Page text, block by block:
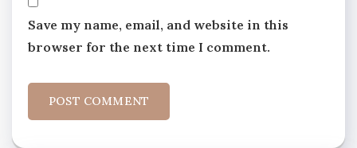
Save my name, email, and website in this
browser for the next time I comment.